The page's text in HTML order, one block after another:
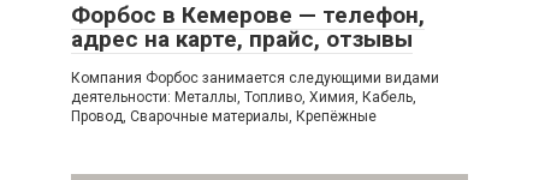
Форбос в Кемерове — телефон,
адрес на карте, прайс, отзывы
Компания Форбос занимается следующими видами
деятельности: Металлы, Топливо, Химия, Кабель,
Провод, Сварочные материалы, Крепёжные